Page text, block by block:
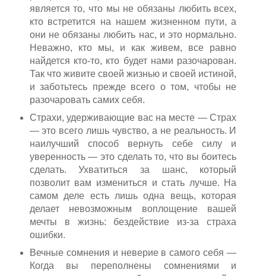
является то, что мы не обязаны любить всех,
кто встретится на нашем жизненном пути, а
они не обязаны любить нас, и это нормально.
Неважно, кто мы, и как живем, все равно
найдется кто-то, кто будет нами разочарован.
Так что живите своей жизнью и своей истиной,
и заботьтесь прежде всего о том, чтобы не
разочаровать самих себя.
Страхи, удерживающие вас на месте — Страх
— это всего лишь чувство, а не реальность. И
наилучший способ вернуть себе силу и
уверенность — это сделать то, что вы боитесь
сделать. Ухватиться за шанс, который
позволит вам измениться и стать лучше. На
самом деле есть лишь одна вещь, которая
делает невозможным воплощение вашей
мечты в жизнь: бездействие из-за страха
ошибки.
Вечные сомнения и неверие в самого себя —
Когда вы переполнены сомнениями и